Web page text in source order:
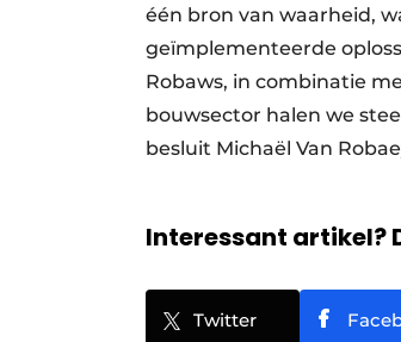
één bron van waarheid,
geïmplementeerde
Robaws, in combinatie
bouwsector halen we
besluit Michaël Van
Interessant artikel?
Twitter